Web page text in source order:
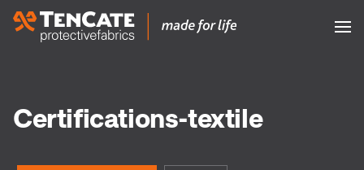
Certifications-textile